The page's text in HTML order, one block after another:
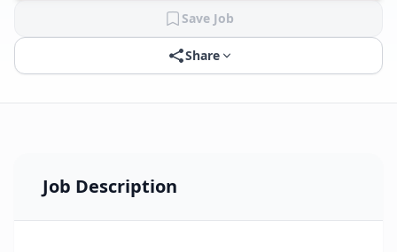
Save Job
Share
Job Description